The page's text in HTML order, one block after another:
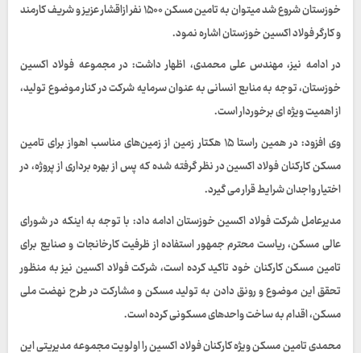
خوزستان شروع شد میتوان به تامین مسکن ۱۵۰۰ نفر ازاقشار عزیز و شریف کارمند
و کارگر فولاد اکسین خوزستان اشاره نمود.
در ادامه نیز، مهندس علی محمدی، اظهار داشت: در مجموعه فولاد اکسین
خوزستان، توجه به منابع انسانی به عنوان سرمایه شرکت در کنار موضوع تولید،
از اهمیت ویژه ای برخوردار است.
وی افزود: در همین راستا ۱۵ هکتار زمین از زمین‌های مناسب اهواز برای تامین
مسکن کارکنان فولاد اکسین در نظر گرفته شده که پس از بهره برداری از پروژه، در
اختیار واجدان شرایط قرار می گیرد.
مدیرعامل شرکت فولاد اکسین خوزستان ادامه داد: با توجه به اینکه در شورای
عالی مسکن، ریاست محترم جمهور استفاده از ظرفیت کارخانجات و صنایع برای
تامین مسکن کارکنان خود تاکید کرده است، شرکت فولاد اکسین نیز به منظور
تحقق این موضوع و رونق دادن به تولید مسکن و مشارکت در طرح نهضت ملی
مسکن، اقدام به ساخت واحدهای مسکونی کرده است.
محمدی تامین مسکن ویژه کارکنان فولاد اکسین را اولویت مجموعه مدیریتی این